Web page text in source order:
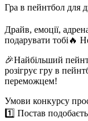
Гра в пейнтбол для
Драйв, емоції,
подарувати тобі🔥
🎉Найбільший
розігрує гру в
переможцем!
Умови конкурсу
1️⃣ Постав